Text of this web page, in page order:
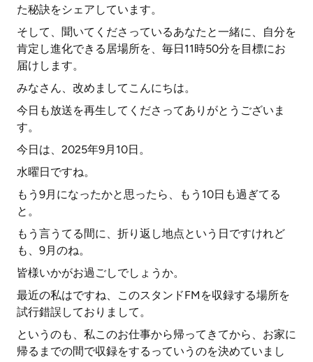
た秘訣をシェアしています。
そして、聞いてくださっているあなたと一緒に、自分を
肯定し進化できる居場所を、毎日11時50分を目標にお
届けします。
みなさん、改めましてこんにちは。
今日も放送を再生してくださってありがとうございま
す。
今日は、2025年9月10日。
水曜日ですね。
もう9月になったかと思ったら、もう10日も過ぎてる
と。
もう言うてる間に、折り返し地点という日ですけれど
も、9月のね。
皆様いかがお過ごしでしょうか。
最近の私はですね、このスタンドFMを収録する場所を
試行錯誤しておりまして。
というのも、私このお仕事から帰ってきてから、お家に
帰るまでの間で収録をするっていうのを決めていまし